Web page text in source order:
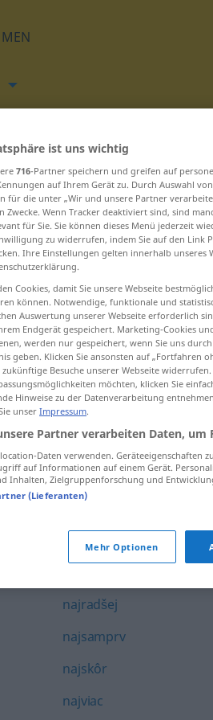
beginnen – nahor ...
najatý
najavo
najať
najbližšie
najesť
naježiť
najmenej
najneskôr
najradšej
najsamprv
najskôr
najviac
ist uns wichtig
716-Partner speichern und greifen auf
auf Ihrem Gerät zu. Durch Auswahl
für die unter „Wir und unsere Partner
Zwecke. Wenn Tracker deaktiviert sind, sind
für Sie. Sie können dieses Menü jederzeit
zu widerrufen, indem Sie auf den Link
Ihre Einstellungen gelten innerhalb
Cookies, damit Sie unsere Webseite
können. Notwendige, funktionale und
Auswertung unserer Webseite erforderlich
Endgerät gespeichert. Marketing-Cookies
werden nur gespeichert, wenn Sie uns
geben. Klicken Sie ansonsten auf „Fortfahren
Besuche unserer Webseite
möchten, klicken Sie
Hinweise zu der Datenverarbeitung
unser Impressum.
Partner verarbeiten Daten, um
Daten verwenden. Geräteeigenschaften
auf Informationen auf einem Gerät.
Inhalten, Zielgruppenforschung und
(Lieferanten)
Mehr Optionen